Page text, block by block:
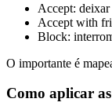
Accept: deixar
Accept with
Block:
O importante é
Como aplicar